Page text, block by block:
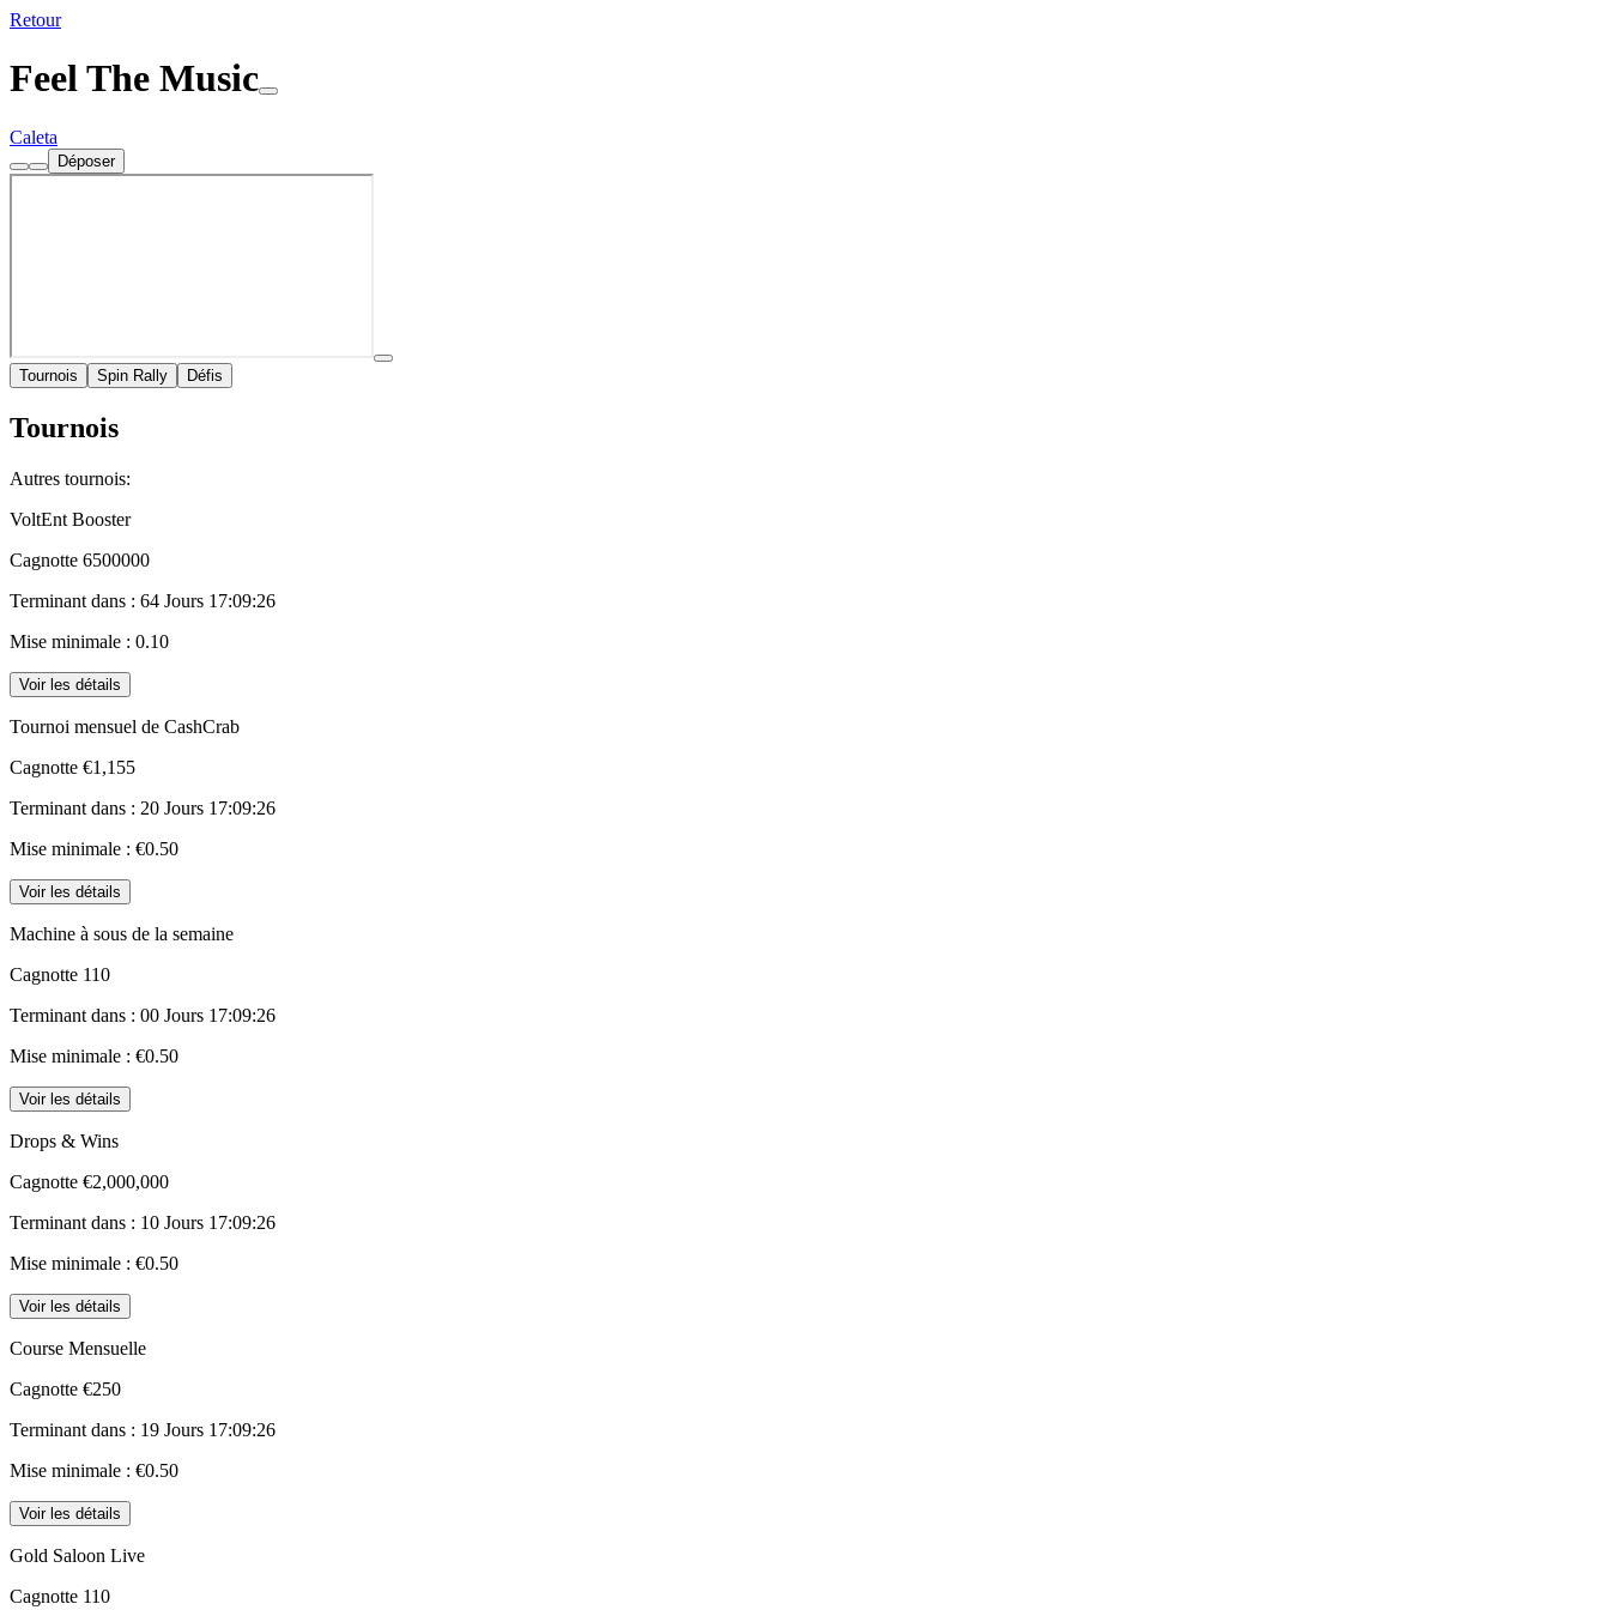
Retour
Feel The Music
Caleta
Déposer
Tournois Spin Rally Défis
Tournois
Autres tournois:
VoltEnt Booster
Cagnotte 6500000
Terminant dans : 64 Jours 17:09:26
Mise minimale : 0.10
Voir les détails
Tournoi mensuel de CashCrab
Cagnotte €1,155
Terminant dans : 20 Jours 17:09:26
Mise minimale : €0.50
Voir les détails
Machine à sous de la semaine
Cagnotte 110
Terminant dans : 00 Jours 17:09:26
Mise minimale : €0.50
Voir les détails
Drops & Wins
Cagnotte €2,000,000
Terminant dans : 10 Jours 17:09:26
Mise minimale : €0.50
Voir les détails
Course Mensuelle
Cagnotte €250
Terminant dans : 19 Jours 17:09:26
Mise minimale : €0.50
Voir les détails
Gold Saloon Live
Cagnotte 110